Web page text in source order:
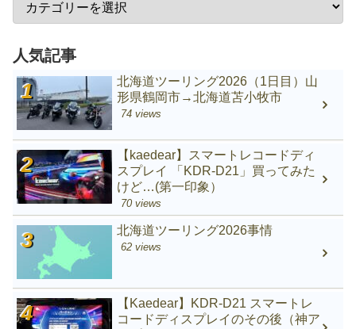
人気記事
北海道ツーリング2026（1日目）山
形県鶴岡市→北海道苫小牧市
74 views
【kaedear】スマートレコードディ
スプレイ 「KDR-D21」買ってみた
けど…(第一印象）
70 views
北海道ツーリング2026事情
62 views
【Kaedear】KDR-D21 スマートレ
コードディスプレイのその後（神ア